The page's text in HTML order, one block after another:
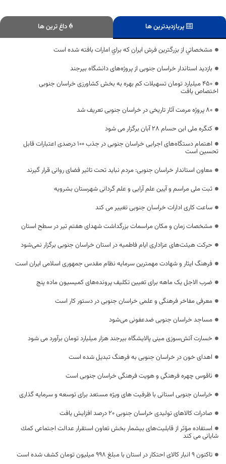
پربازدیدترین ها داغ ترین ها
مشخصاتي از بزرگترين فرش ايران كه براي امارات بافته شده است
بازدید استاندار خراسان‌ جنوبی از پروژه‌های دانشگاه بیرجند
۴۵۰ میلیارد تومان تسهیلات کم بهره به بخش کشاورزی خراسان جنوبی
اختصاص یافت
۸۰ پروژه مرمت آثار تاریخی در خراسان جنوبی تعریف شد
کنگره ملی ابن حسام ۲۸ آبان برگزار می شود
اهتمام دستگاه‌های اجرایی خراسان جنوبی در جذب ۱۰۰ درصدی اعتبارات قابل
تحسین است
معاون استاندار خراسان جنوبی: مردم نباید تحت تاثیر فضای روانی قرار گیرند
ثبت ملی مراسم و آیین علم آرایی و علم گردانی شهرستان بشرویه
ساعت کاری ادارات خراسان جنوبی تغییر می کند
مشخصات زمان و مکان مراسمات بزرگداشت شهدای هفتم تیر در سطح استان
حرکت هیئت‌های عزاداری ایام فاطمیه در استان خراسان جنوبی برگزار نمی‌شود
فرهنگ ایثار و شهادت مهمترین سرمایه نظام مقدس جمهوری اسلامی ایران است
ضرب الاجل یک ماهه برای تعیین تکلیف پرونده‌های کمیسیون ماده پنج
معرفی مفاخر فرهنگی و علمی خراسان جنوبی در دستور کار است
مساجد خراسان جنوبی ضدعفونی می‌شود
خسارت آتش‌سوزی مینی پالایشگاه بیرجند هزار میلیارد تومان برآورد می شود
اهدای خون در خراسان جنوبی به فرهنگ تبدیل شده است
ناقوس چهره فرهنگی و هویت فرهنگی خراسان جنوبی است
خراسان جنوبی استانی با ظرفیت های ویژه مستعد برای توسعه و سرمایه گذاری
صادرات کالاهای تولیدی خراسان جنوبی ۲۰ درصد افزایش یافت
استفاده مؤثر از قابليت‌‏های بيشمار بخش تعاون استقرار عدالت اجتماعی كمك
شايانی می کند
تاکنون 9 انبار کالای احتکار در استان با مبلغ 998 میلیون تومان کشف شده است